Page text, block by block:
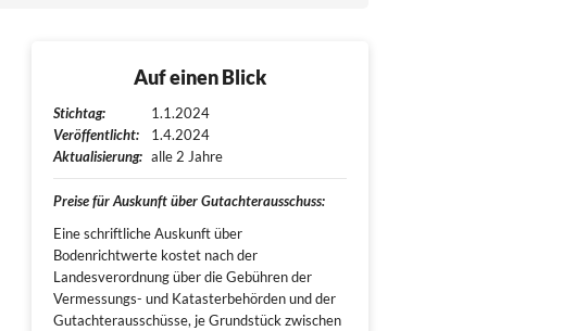
Auf einen Blick
Stichtag:
1.1.2024
Veröffentlicht:
1.4.2024
Aktualisierung: alle 2 Jahre
Preise für Auskunft über Gutachterausschuss:
Eine schriftliche Auskunft über
Bodenrichtwerte kostet nach der
Landesverordnung über die Gebühren der
Vermessungs- und Katasterbehörden und der
Gutachterausschüsse, je Grundstück zwischen